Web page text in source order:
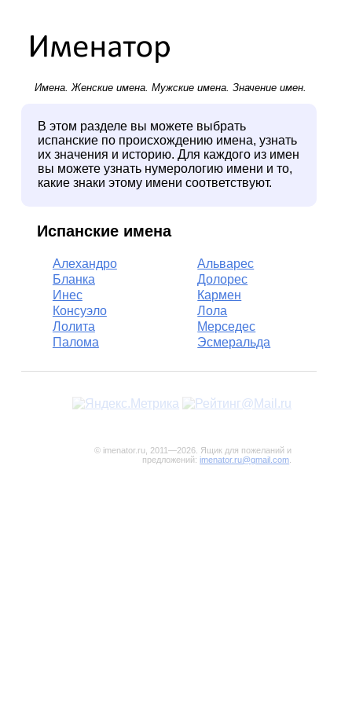
Имена.Женские имена. Мужские имена. Значение имен.
В этом разделе вы можете выбрать
испанские по происхождению имена, узнать
их значения и историю. Для каждого из имен
вы можете узнать нумерологию имени и то,
какие знаки этому имени соответствуют.
Испанские имена
Алехандро
Альварес
Бланка
Долорес
Инес
Кармен
Консуэло
Лола
Лолита
Мерседес
Палома
Эсмеральда
© imenator.ru, 2011—2026. Ящик для пожеланий и
предложений:imenator.ru@gmail.com